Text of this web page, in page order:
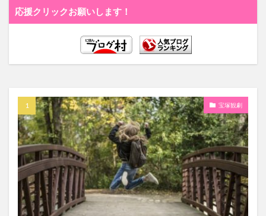
応援クリックお願いします！
宝塚観劇